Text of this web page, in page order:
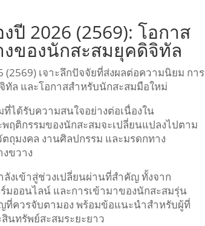
ปี 2026 (2569): โอกาส
ของนักสะสมยุคดิจิทัล
เจาะลึกปัจจัยที่ส่งผลต่อความนิยม การ
ทัล และโอกาสสำหรับนักสะสมมือใหม่
ได้รับความสนใจอย่างต่อเนื่องใน
ฤติกรรมของนักสะสมจะเปลี่ยนแปลงไปตาม
ถุมงคล งานศิลปกรรม และมรดกทาง
ขวาง
ลังเข้าสู่ช่วงเปลี่ยนผ่านที่สำคัญ ทั้งจาก
มออนไลน์ และการเข้ามาของนักสะสมรุ่น
ควรจับตามอง พร้อมข้อแนะนำสำหรับผู้ที่
นทรัพย์สะสมระยะยาว